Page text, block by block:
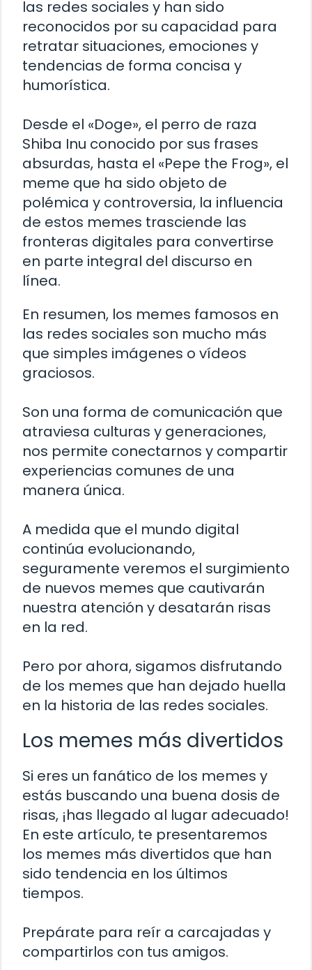
las redes sociales y han sido
reconocidos por su capacidad para
retratar situaciones, emociones y
tendencias de forma concisa y
humorística.
Desde el «Doge», el perro de raza
Shiba Inu conocido por sus frases
absurdas, hasta el «Pepe the Frog», el
meme que ha sido objeto de
polémica y controversia, la influencia
de estos memes trasciende las
fronteras digitales para convertirse
en parte integral del discurso en
línea.
En resumen, los memes famosos en
las redes sociales son mucho más
que simples imágenes o vídeos
graciosos.
Son una forma de comunicación que
atraviesa culturas y generaciones,
nos permite conectarnos y compartir
experiencias comunes de una
manera única.
A medida que el mundo digital
continúa evolucionando,
seguramente veremos el surgimiento
de nuevos memes que cautivarán
nuestra atención y desatarán risas
en la red.
Pero por ahora, sigamos disfrutando
de los memes que han dejado huella
en la historia de las redes sociales.
Los memes más divertidos
Si eres un fanático de los memes y
estás buscando una buena dosis de
risas, ¡has llegado al lugar adecuado!
En este artículo, te presentaremos
los memes más divertidos que han
sido tendencia en los últimos
tiempos.
Prepárate para reír a carcajadas y
compartirlos con tus amigos.